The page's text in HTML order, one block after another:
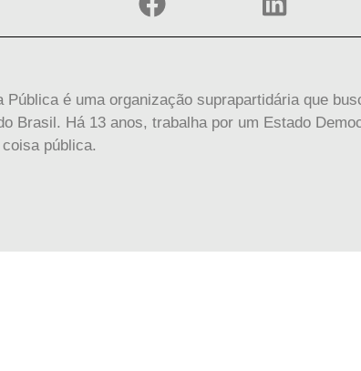
Pública é uma organização suprapartidária que
Brasil. Há 13 anos, trabalha por um Estado
pública.